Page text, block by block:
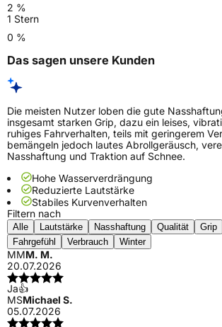
2 %
1 Stern
0 %
Das sagen unsere Kunden
Die meisten Nutzer loben die gute
insgesamt starken Grip, dazu ein leises,
ruhiges Fahrverhalten, teils mit geringerem
bemängeln jedoch lautes Abrollgeräusch,
Nasshaftung und Traktion auf Schnee.
Hohe Wasserverdrängung
Reduzierte Lautstärke
Stabiles Kurvenverhalten
Filtern nach
Alle Lautstärke Nasshaftung Qualität Grip
Fahrgefühl
Verbrauch Winter
MMM. M.
20.07.2026
Ja👍
MSMichael S.
05.07.2026